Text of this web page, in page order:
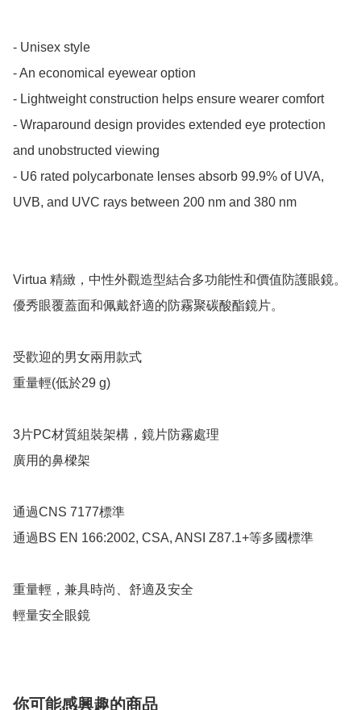
- Unisex style
- An economical eyewear option
- Lightweight construction helps ensure wearer comfort
- Wraparound design provides extended eye protection
and unobstructed viewing
- U6 rated polycarbonate lenses absorb 99.9% of UVA,
UVB, and UVC rays between 200 nm and 380 nm
Virtua 精緻，中性外觀造型結合多功能性和價值防護眼鏡。
優秀眼覆蓋面和佩戴舒適的防霧聚碳酸酯鏡片。
受歡迎的男女兩用款式
重量輕(低於29 g)
3片PC材質組裝架構，鏡片防霧處理
廣用的鼻樑架
通過CNS 7177標準
通過BS EN 166:2002, CSA, ANSI Z87.1+等多國標準
重量輕，兼具時尚、舒適及安全
輕量安全眼鏡
你可能感興趣的商品